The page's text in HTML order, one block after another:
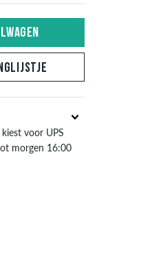
kiest voor UPS
morgen 16:00